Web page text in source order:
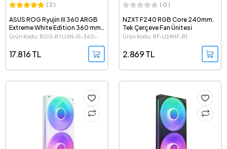
( 2 )
ASUS ROG Ryujin III 360 ARGB
Extreme White Edition 360 mm.
LGA 1851-1700 / AMD AM5
Soğutucu
Ürün Kodu: ROG-RYUJIN-III-360-
17.816 TL
( 0 )
NZXT F240 RGB Core 240mm.
Tek Çerçeve Fan Ünitesi
Ürün Kodu: RF-U24HF-B1
2.869 TL